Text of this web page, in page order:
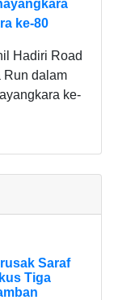
ke-80
Hadiri Road
Run dalam
ke-
Saraf
Tiga